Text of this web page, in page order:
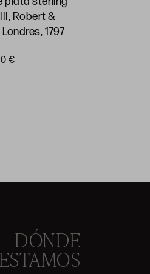
Robert &
1797
€
DÓNDE
ESTAMOS